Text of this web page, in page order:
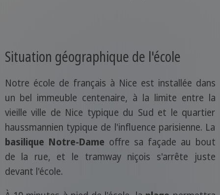
Situation géographique de l'école
Notre école de français à Nice est installée dans
un bel immeuble centenaire, à la limite entre la
vieille ville de Nice typique du Sud et le quartier
haussmannien typique de l'influence parisienne. La
basilique Notre-Dame offre sa façade au bout
de la rue, et le tramway niçois s'arrête juste
devant l'école.